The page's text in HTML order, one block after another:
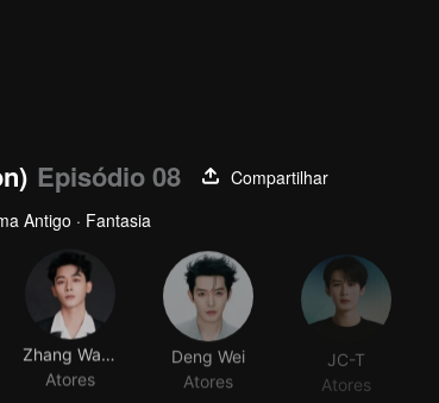
Episódio 08
Compartilhar
Antigo · Fantasia
Atores
Deng Wei
Atores
JC-T
Atores